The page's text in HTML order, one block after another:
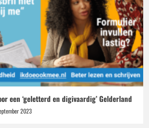
een ‘geletterd en digivaardig’ Gelderland
2023